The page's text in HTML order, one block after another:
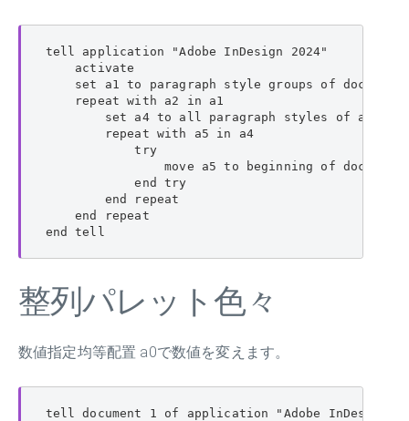
tell application "Adobe InDesign 2024"
    activate
set a1 to paragraph style groups of document
    repeat with a2 in a1
        set a4 to all paragraph styles of a2
        repeat with a5 in a4
            try
move a5 to beginning of document
            end try
        end repeat
    end repeat
end tell
整列パレット色々
数値指定均等配置 a0で数値を変えます。
tell document 1 of application "Adobe InDesign